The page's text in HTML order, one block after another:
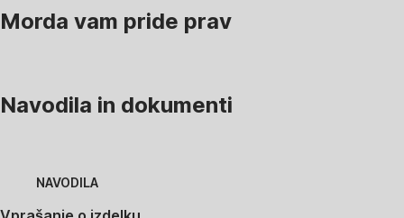
Morda vam pride prav
Navodila in dokumenti
NAVODILA